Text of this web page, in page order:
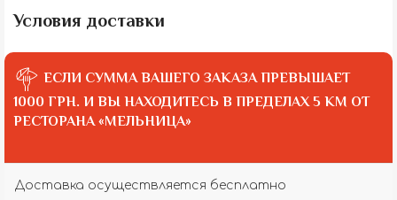
Условия доставки
ЕСЛИ СУММА ВАШЕГО ЗАКАЗА ПРЕВЫШАЕТ
1000 ГРН. И ВЫ НАХОДИТЕСЬ В ПРЕДЕЛАХ 5 КМ ОТ
РЕСТОРАНА «МЕЛЬНИЦА»
Доставка осуществляется бесплатно